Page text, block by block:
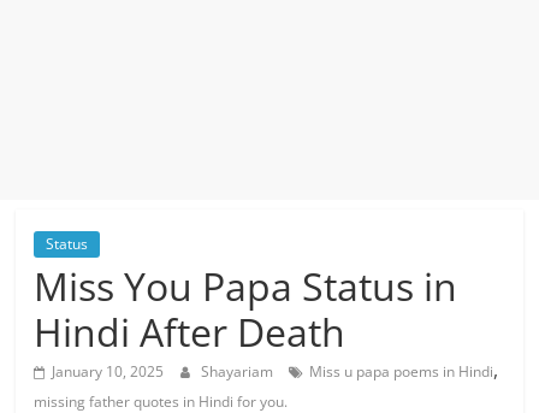
Status
Miss You Papa Status in
Hindi After Death
January 10, 2025 Shayariam Miss u papa poems in Hindi,
missing father quotes in Hindi for you.